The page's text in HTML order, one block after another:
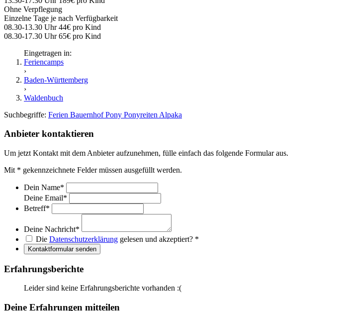
Ohne Verpflegung
Einzelne Tage je nach Verfügbarkeit
08.30-13.30 Uhr 44€ pro Kind
08.30-17.30 Uhr 65€ pro Kind
Eingetragen in:
Feriencamps
›
Baden-Württemberg
›
Waldenbuch
Suchbegriffe: Ferien BauernhofPony Ponyreiten Alpaka
Anbieter kontaktieren
Um jetzt Kontakt mit dem Anbieter aufzunehmen, fülle einfach das folgende Formular aus.
Mit * gekennzeichnete Felder müssen ausgefüllt werden.
Dein Name*
Deine Email*
Betreff*
Deine Nachricht*
Die Datenschutzerklärung gelesen und akzeptiert? *
Kontaktformular senden
Erfahrungsberichte
Leider sind keine Erfahrungsberichte vorhanden :(
Deine Erfahrungen mitteilen